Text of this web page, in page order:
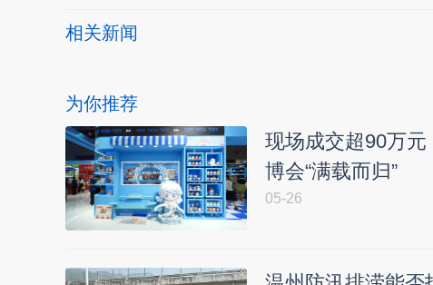
相关新闻
为你推荐
现场成交超90万
博会“满载而归”
05-26